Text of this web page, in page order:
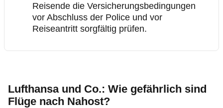
Reisende die Versicherungsbedingungen
vor Abschluss der Police und vor
Reiseantritt sorgfältig prüfen.
Lufthansa und Co.: Wie gefährlich sind
Flüge nach Nahost?